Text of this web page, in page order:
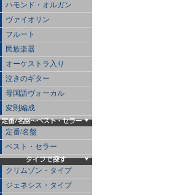
ハモンド・オルガン
ヴァイオリン
フルート
民族楽器
オーケストラ入り
泣きのギター
母国語ヴォーカル
変則編成
定番/名盤
ベスト・セラー
クリムゾン・タイプ
ジェネシス・タイプ